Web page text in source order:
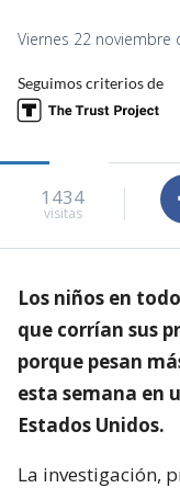
Viernes 22 noviembre
Seguimos criterios de
1434
visitas
Los niños en
que corrían sus
porque pesan
esta semana en
Estados Unidos.
La investigación,